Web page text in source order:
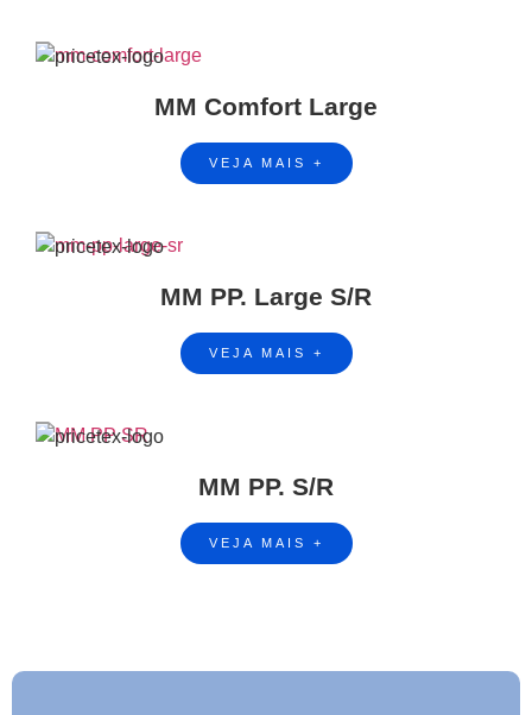
MM Comfort Large
VEJA MAIS +
MM PP. Large S/R
VEJA MAIS +
MM PP. S/R
VEJA MAIS +